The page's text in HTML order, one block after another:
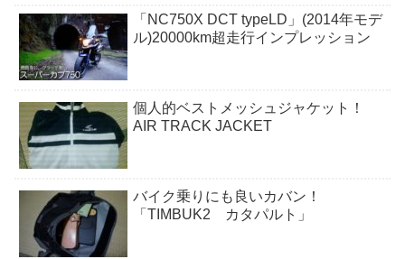
「NC750X DCT typeLD」(2014年モデ
ル)20000km超走行インプレッション
個人的ベストメッシュジャケット！
AIR TRACK JACKET
バイク乗りにも良いカバン！
「TIMBUK2 カタパルト」